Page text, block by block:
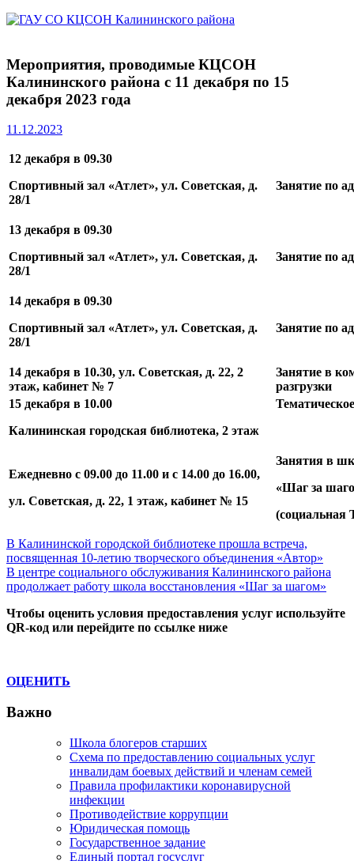
Мероприятия, проводимые КЦСОН
Калининского района с 11 декабря по 15
декабря 2023 года
11.12.2023
12 декабря в 09.30
Спортивный зал «Атлет», ул. Советская, д.
28/1
Занятие по
13 декабря в 09.30
Спортивный зал «Атлет», ул. Советская, д.
28/1
Занятие по
14 декабря в 09.30
Спортивный зал «Атлет», ул. Советская, д.
28/1
Занятие по
14 декабря в 10.30, ул. Советская, д. 22, 2
этаж, кабинет № 7
Занятие в
разгрузки
15 декабря в 10.00
Калининская городская библиотека, 2 этаж
Ежедневно с 09.00 до 11.00 и с 14.00 до 16.00,
ул. Советская, д. 22, 1 этаж, кабинет № 15
Занятия в
«Шаг за
(социальная
Навигация
по
записям
Previous
Post:
В Калининской городской библиотеке прошла встреча,
посвященная 10-летию творческого объединения «Автор»
Next
Post:
В центре социального обслуживания Калининского района
продолжает работу школа восстановления «Шаг за шагом»
Чтобы оценить условия предоставления услуг используйте
QR-код или перейдите по ссылке ниже
ОЦЕНИТЬ
Важно
Школа блогеров старших
Схема по предоставлению социальных услуг
инвалидам боевых действий и членам семей
Правила профилактики коронавирусной
инфекции
Противодействие коррупции
Юридическая помощь
Государственное задание
Единый портал госуслуг